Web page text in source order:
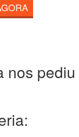
nos pediu